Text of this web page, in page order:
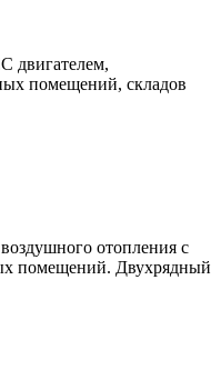
двигателем,
помещений, складов
отопления с
помещений. Двухрядный